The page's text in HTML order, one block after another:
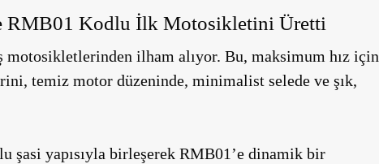
Kodlu İlk Motosikletini Üretti
motosikletlerinden ilham alıyor. Bu, maksimum hız için
temiz motor düzeninde, minimalist selede ve şık,
şasi yapısıyla birleşerek RMB01’e dinamik bir